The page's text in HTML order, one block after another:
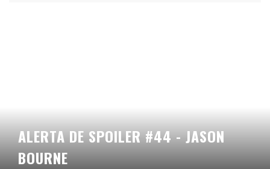
ALERTA DE SPOILER #44 - JASON
BOURNE